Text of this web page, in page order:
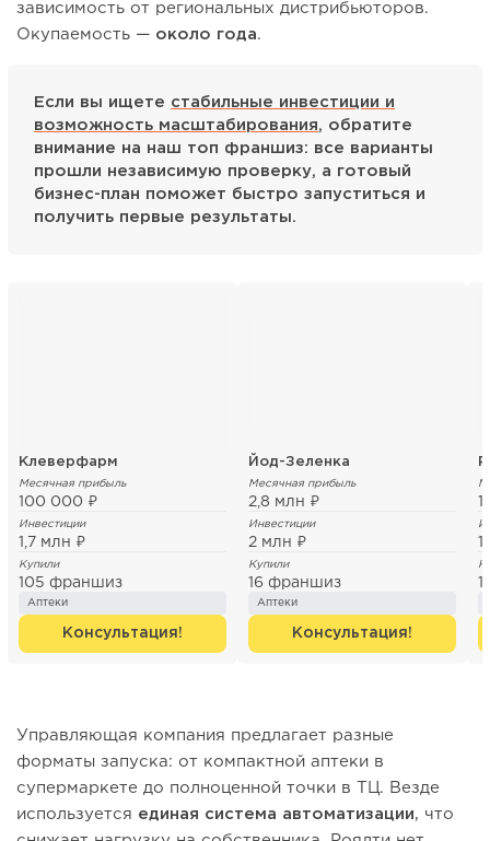
зависимость от региональных дистрибьюторов.
Окупаемость — около года.
Если вы ищете стабильные инвестиции и
возможность масштабирования, обратите
внимание на наш топ франшиз: все варианты
прошли независимую проверку, а готовый
бизнес-план поможет быстро запуститься и
получить первые результаты.
Клеверфарм
Месячная прибыль
100 000 ₽
Инвестиции
1,7 млн ₽
Купили
105 франшиз
Аптеки
Консультация!
Йод-Зеленка
Месячная прибыль
2,8 млн ₽
Инвестиции
2 млн ₽
Купили
16 франшиз
Аптеки
Консультация!
Управляющая компания предлагает разные
форматы запуска: от компактной аптеки в
супермаркете до полноценной точки в ТЦ. Везде
используется единая система автоматизации, что